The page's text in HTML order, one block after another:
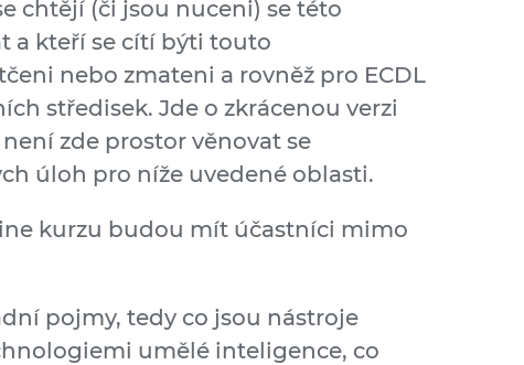
chtějí (či jsou nuceni) se této
a kteří se cítí býti touto
nebo zmateni a rovněž pro ECDL
středisek. Jde o zkrácenou verzi
zde prostor věnovat se
úloh pro níže uvedené oblasti.
kurzu budou mít účastníci mimo
pojmy, tedy co jsou nástroje
umělé inteligence, co